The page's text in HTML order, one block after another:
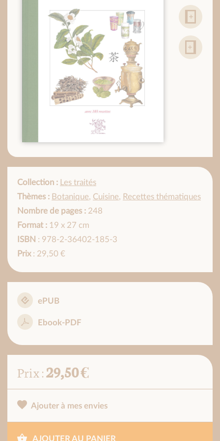
Collection : Les traités
Thèmes : Botanique, Cuisine, Recettes thématiques
Nombre de pages : 248
Format : 19 x 27 cm
ISBN : 978-2-36402-185-3
Prix: 29,50 €
ePUB
Ebook-PDF
Prix :29,50 €
Ajouter à mes envies
AJOUTER AU PANIER